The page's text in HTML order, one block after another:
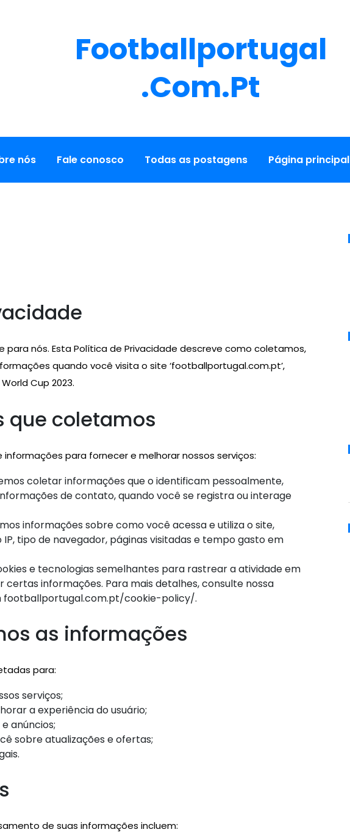
Footballportugal
.com.pt
nós Fale conosco Todas as postagens Página principal
para nós. Esta Política de Privacidade descreve como coletamos,
quando você visita o site ‘footballportugal.com.pt’,
Cup 2023.
que coletamos
para fornecer e melhorar nossos serviços:
coletar informações que o identificam pessoalmente,
de contato, quando você se registra ou interage
informações sobre como você acessa e utiliza o site,
IP, tipo de navegador, páginas visitadas e tempo gasto em
e tecnologias semelhantes para rastrear a atividade em
certas informações. Para mais detalhes, consulte nossa
footballportugal.com.pt/cookie-policy/.
as informações
para:
serviços;
a experiência do usuário;
anúncios;
sobre atualizações e ofertas;
de suas informações incluem: